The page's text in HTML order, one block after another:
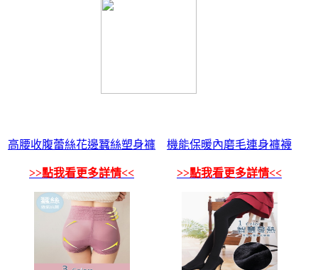
高腰收腹蕾絲花邊蠶絲塑身褲
>>點我看更多詳情<<
機能保暖內磨毛連身褲襪
>>點我看更多詳情<<